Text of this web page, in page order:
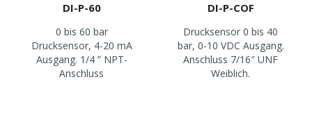
DI-P-60
0 bis 60 bar
Drucksensor, 4-20 mA
Ausgang. 1/4 ” NPT-
Anschluss
DI-P-COF
Drucksensor 0 bis 40
bar, 0-10 VDC Ausgang.
Anschluss 7/16″ UNF
Weiblich.